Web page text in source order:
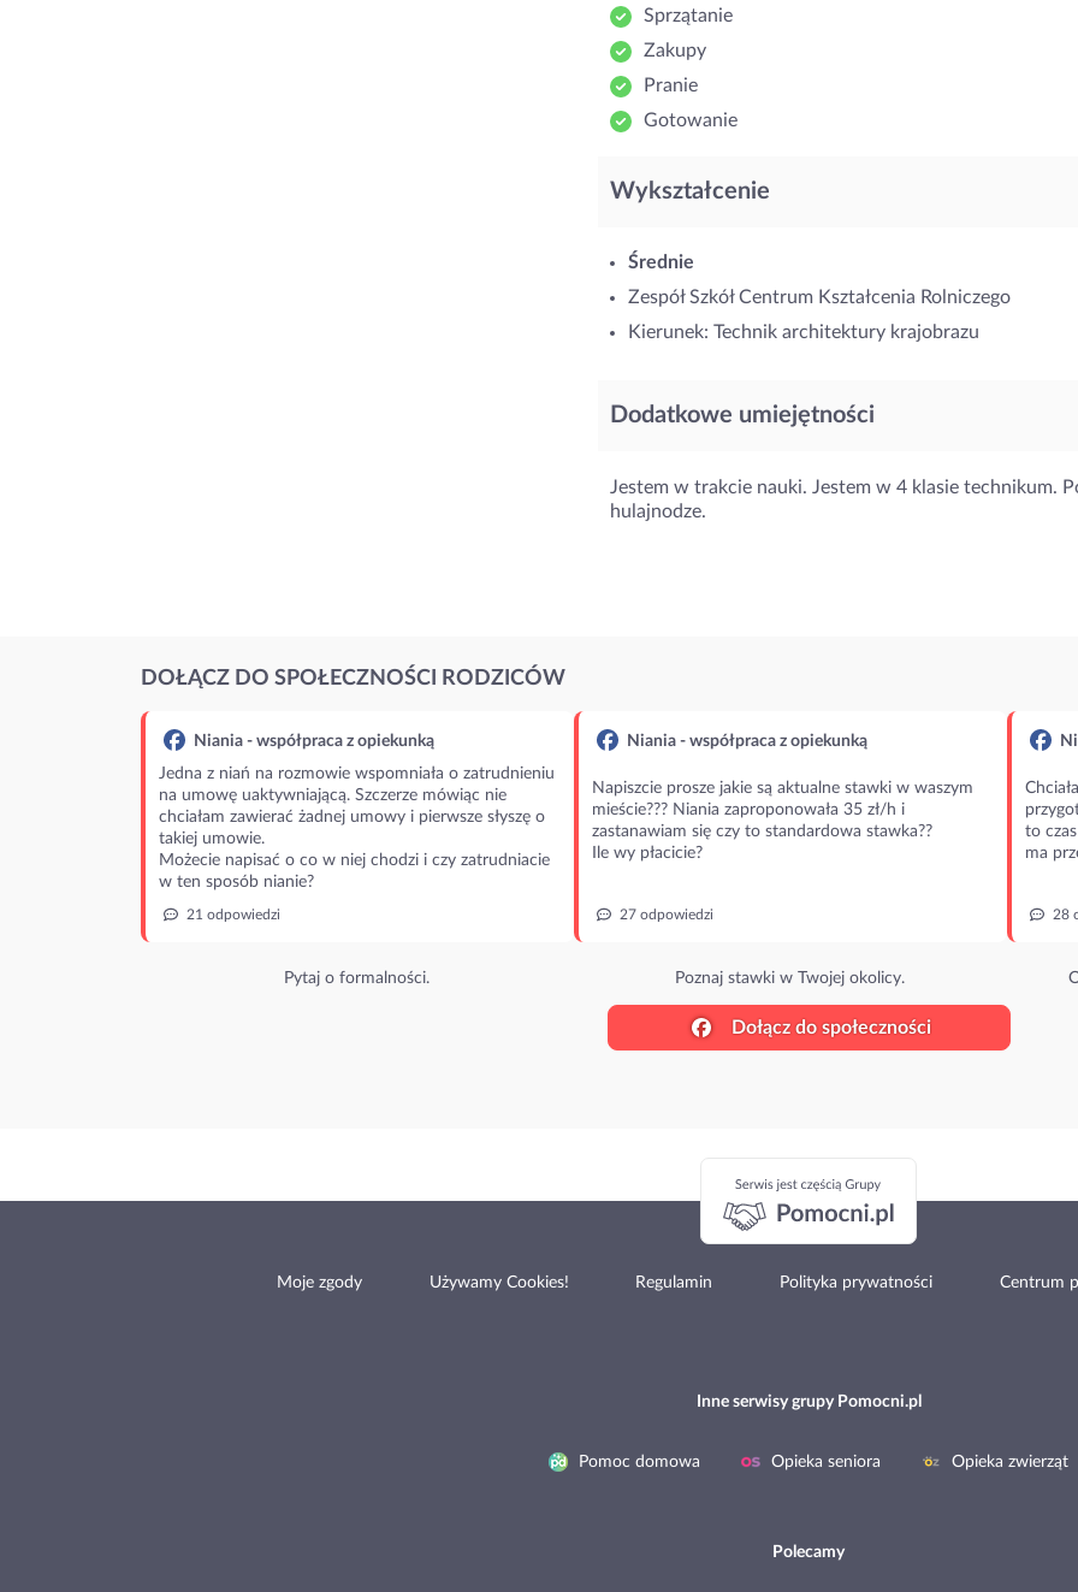
Sprzątanie
Zakupy
Pranie
Gotowanie
Wykształcenie
Średnie
Zespół Szkół Centrum Kształcenia Rolniczego
Kierunek: Technik architektury krajobrazu
Dodatkowe umiejętności
Jestem w trakcie nauki. Jestem w 4 klasie technikum.
hulajnodze.
DOŁĄCZ DO SPOŁECZNOŚCI RODZICÓW
Niania - współpraca z opiekunką
Jedna z niań na rozmowie wspomniała o zatrudnieniu
na umowę uaktywniającą. Szczerze mówiąc nie
chciałam zawierać żadnej umowy i pierwsze słyszę o
takiej umowie.
Możecie napisać o co w niej chodzi i czy zatrudniacie
w ten sposób nianie?
21 odpowiedzi
Pytaj o formalności.
Niania - współpraca z opiekunką
Napiszcie prosze jakie są aktualne stawki w waszym
mieście??? Niania zaproponowała 35 zł/h i
zastanawiam się czy to standardowa stawka??
Ile wy płacicie?
27 odpowiedzi
Poznaj stawki w Twojej okolicy.
to
ma
28
Dołącz do społeczności
Moje zgody Używamy Cookies! Regulamin Polityka prywatności Centrum
Inne serwisy grupy Pomocni.pl
Pomoc domowa Opieka seniora Opieka zwierząt
Polecamy